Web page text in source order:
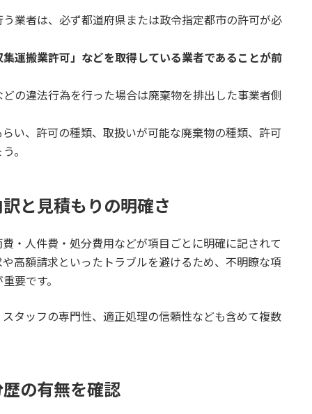
業者は、必ず都道府県または政令指定都市の許可が必
運搬業許可」などを取得している業者であることが前
の違法行為を行った場合は廃棄物を排出した事業者側
い、許可の種類、取扱いが可能な廃棄物の種類、許可
。
と見積もりの明確さ
・人件費・処分費用などが項目ごとに明確に記されて
高額請求といったトラブルを避けるため、不明瞭な項
要です。
タッフの専門性、適正処理の信頼性なども含めて複数
の有無を確認